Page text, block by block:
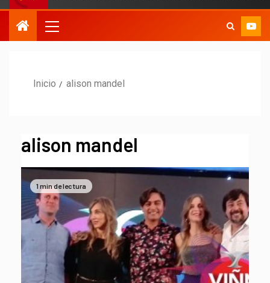
Inicio alison mandel
alison mandel
1 min de lectura